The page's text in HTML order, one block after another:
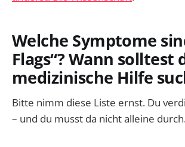
Welche Symptome
Flags“? Wann solltest
medizinische Hilfe
Bitte nimm diese Liste ernst. Du
– und du musst da nicht alleine